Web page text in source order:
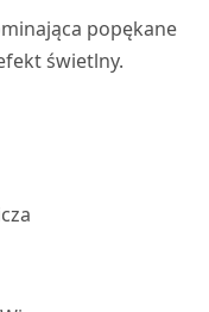
popękane
świetlny.